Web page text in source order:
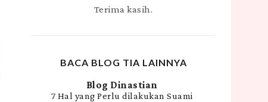
Terima kasih.
BACA BLOG TIA LAINNYA
Blog Dinastian
7 Hal yang Perlu dilakukan Suami